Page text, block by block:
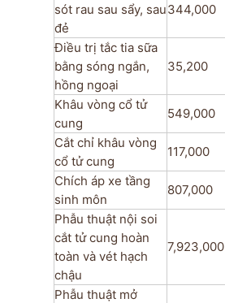
sót rau sau sẩy, sau
đẻ
344,000
Điều trị tắc tia sữa
bằng sóng ngắn,
hồng ngoại
35,200
Khâu vòng cổ tử
cung
549,000
Cắt chỉ khâu vòng
cổ tử cung
117,000
Chích áp xe tầng
sinh môn
807,000
Phẫu thuật nội soi
cắt tử cung hoàn
toàn và vét hạch
chậu
7,923,000
Phẫu thuật mở